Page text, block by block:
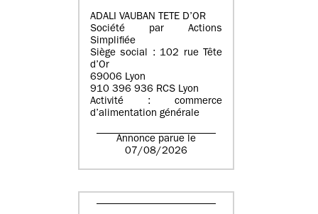
ADALI VAUBAN TETE D’OR
Société par Actions
Simplifiée
Siège social : 102 rue Tête
d’Or
69006 Lyon
910 396 936 RCS Lyon
Activité : commerce
d’alimentation générale
Annonce parue le
07/08/2026